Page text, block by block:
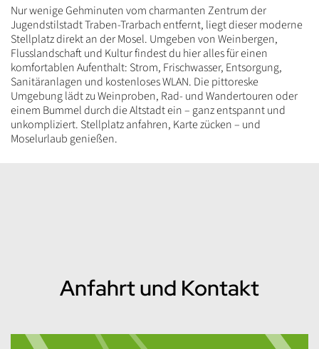
Einleitung
Nur wenige Gehminuten vom charmanten Zentrum der
Jugendstilstadt Traben-Trarbach entfernt, liegt dieser moderne
Stellplatz direkt an der Mosel. Umgeben von Weinbergen,
Flusslandschaft und Kultur findest du hier alles für einen
komfortablen Aufenthalt: Strom, Frischwasser, Entsorgung,
Sanitäranlagen und kostenloses WLAN. Die pittoreske
Umgebung lädt zu Weinproben, Rad- und Wandertouren oder
einem Bummel durch die Altstadt ein – ganz entspannt und
unkompliziert. Stellplatz anfahren, Karte zücken – und
Moselurlaub genießen.
Anfahrt und Kontakt